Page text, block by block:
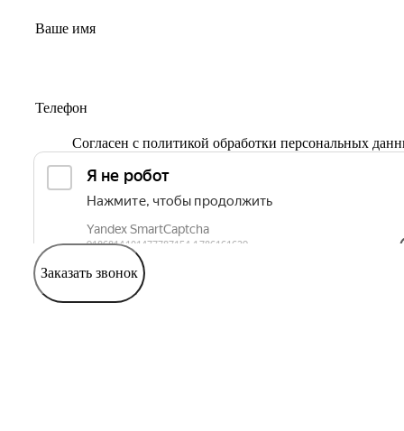
Согласен с политикой обработки персональных
Заказать звонок